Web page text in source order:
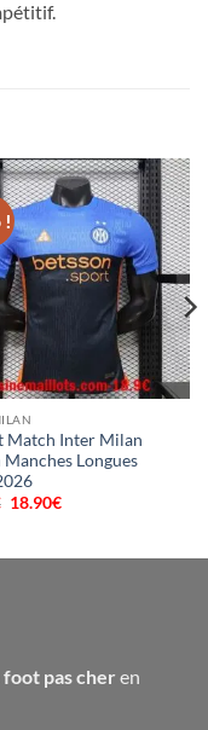
!
Match Inter Milan
Longues
Le
18.90€Le
pas cher en